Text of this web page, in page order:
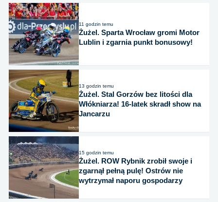
11 godzin temu
Żużel. Sparta Wrocław gromi Motor
Lublin i zgarnia punkt bonusowy!
13 godzin temu
Żużel. Stal Gorzów bez litości dla
Włókniarza! 16-latek skradł show na
Jancarzu
15 godzin temu
Żużel. ROW Rybnik zrobił swoje i
zgarnął pełną pulę! Ostrów nie
wytrzymał naporu gospodarzy